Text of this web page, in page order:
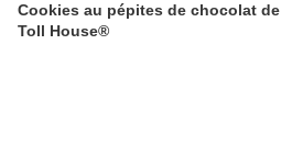
Cookies au pépites de chocolat de
Toll House®